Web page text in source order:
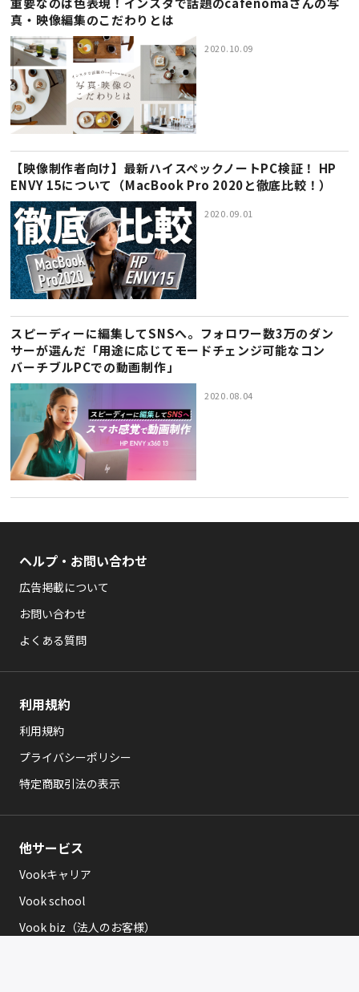
真・映像編集のこだわりとは
2020.10.09
【映像制作者向け】最新ハイスペックノートPC検証！ HP
ENVY 15について（MacBook Pro 2020と徹底比較！）
2020.09.01
スピーディーに編集してSNSへ。フォロワー数3万のダン
サーが選んだ「用途に応じてモードチェンジ可能なコン
バーチブルPCでの動画制作」
2020.08.04
ヘルプ・お問い合わせ
広告掲載について
お問い合わせ
よくある質問
利用規約
利用規約
プライバシーポリシー
特定商取引法の表示
他サービス
Vookキャリア
Vook school
Vook biz（法人のお客様）